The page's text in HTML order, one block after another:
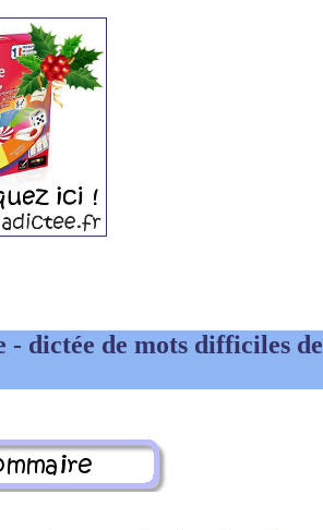
dictée de mots difficiles de